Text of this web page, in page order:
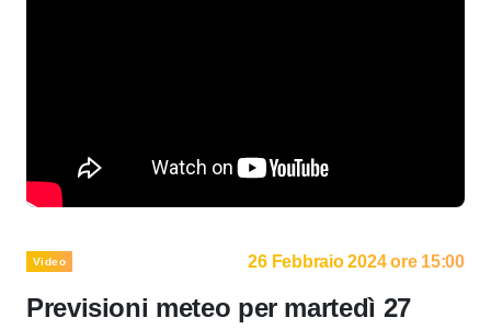
Video 26 Febbraio 2024 ore 15:00
Previsioni meteo per martedì 27